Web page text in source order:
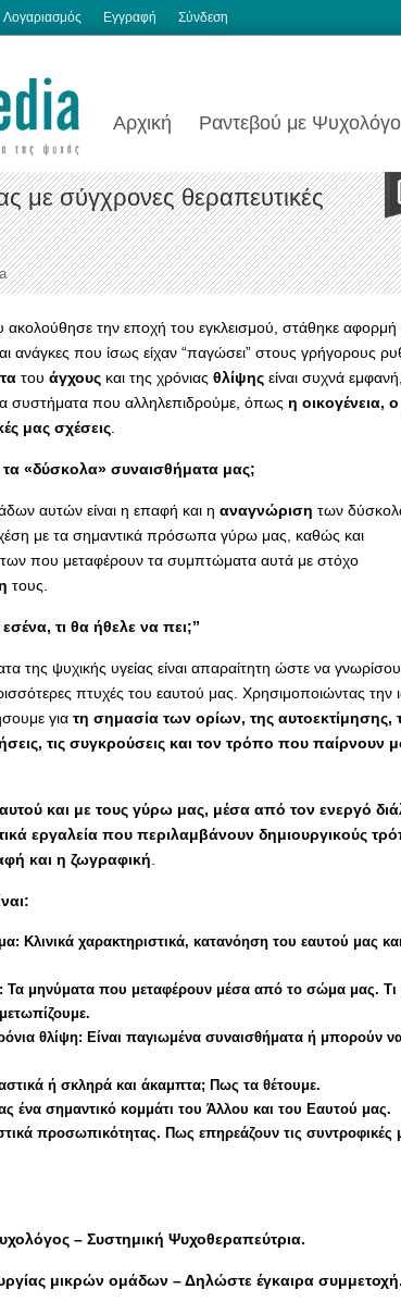
Λογαριασμός Εγγραφή Σύνδεση
Αρχική Ραντεβού με Ψυχολόγο
με σύγχρονες θεραπευτικές
ακολούθησε την εποχή του εγκλεισμού, στάθηκε αφορμή
ανάγκες που ίσως είχαν “παγώσει” στους γρήγορους
του άγχους και της χρόνιας θλίψης είναι συχνά
συστήματα που αλληλεπιδρούμε, όπως η οικογένεια,
μας σχέσεις
«δύσκολα» συναισθήματα μας;
αυτών είναι η επαφή και η αναγνώριση των
με τα σημαντικά πρόσωπα γύρω μας, καθώς και
που μεταφέρουν τα συμπτώματα αυτά με στόχο
τους.
τι θα ήθελε να πει;”
της ψυχικής υγείας είναι απαραίτητη ώστε να
πτυχές του εαυτού μας. Χρησιμοποιώντας την
για τη σημασία των ορίων, της αυτοεκτίμησης,
τις συγκρούσεις και τον τρόπο που παίρνουν
και με τους γύρω μας, μέσα από τον ενεργό
εργαλεία που περιλαμβάνουν δημιουργικούς
και η ζωγραφική
Κλινικά χαρακτηριστικά, κατανόηση του εαυτού μας και
μηνύματα που μεταφέρουν μέσα από το σώμα μας. Τι
θλίψη: Είναι παγιωμένα συναισθήματα ή μπορούν
ή σκληρά και άκαμπτα; Πως τα θέτουμε.
ένα σημαντικό κομμάτι του Άλλου και του Εαυτού μας.
προσωπικότητας. Πως επηρεάζουν τις συντροφικές
– Συστημική Ψυχοθεραπεύτρια.
μικρών ομάδων – Δηλώστε έγκαιρα συμμετοχή.